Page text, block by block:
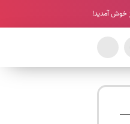
خوش آمدید!